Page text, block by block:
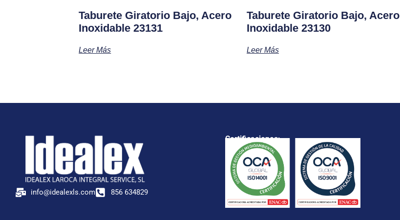
Taburete Giratorio Bajo, Acero
Inoxidable 23131
Leer Más
Taburete Giratorio Bajo, Acero
Inoxidable 23130
Leer Más
info@idealexls.com 856 634829
Certificaciones: